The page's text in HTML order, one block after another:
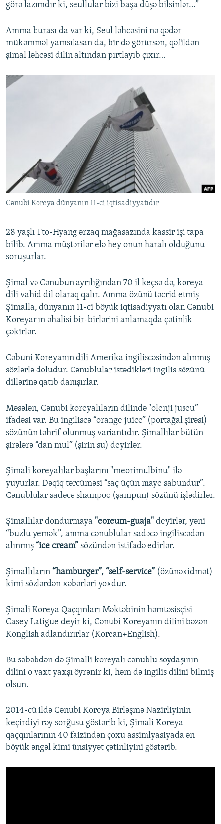
görə lazımdır ki, seullular bizi başa düşə bilsinlər…”
Amma burası da var ki, Seul ləhcəsini nə qədər
mükəmməl yamsılasan da, bir də görürsən, qəfildən
şimal ləhcəsi dilin altından pırtlayıb çıxır…
Cənubi Koreya dünyanın 11-ci iqtisadiyyatıdır
28 yaşlı Tto-Hyang ərzaq mağasazında kassir işi tapa
bilib. Amma müştərilər elə hey onun haralı olduğunu
soruşurlar.
Şimal və Cənubun ayrılığından 70 il keçsə də, koreya
dili vahid dil olaraq qalır. Amma özünü təcrid etmiş
Şimalla, dünyanın 11-ci böyük iqtisadiyyatı olan Cənubi
Koreyanın əhalisi bir-birlərini anlamaqda çətinlik
çəkirlər.
Cəbuni Koreyanın dili Amerika ingiliscəsindən alınmış
sözlərlə doludur. Cənublular istədikləri ingilis sözünü
dillərinə qatıb danışırlar.
Məsələn, Cənubi koreyalıların dilində "olenji juseu”
ifadəsi var. Bu ingiliscə “orange juice” (portağal şirəsi)
sözünün təhrif olunmuş variantıdır. Şimallılar bütün
şirələrə “dan mul” (şirin su) deyirlər.
Şimali koreyalılar başlarını "meorimulbinu" ilə
yuyurlar. Dəqiq tərcüməsi “saç üçün maye sabundur”.
Cənublular sadəcə shampoo (şampun) sözünü işlədirlər.
Şimallılar dondurmaya "eoreum-guaja" deyirlər, yəni
“buzlu yemək”, amma cənublular sadəcə ingiliscədən
alınmış “ice cream” sözündən istifadə edirlər.
Şimallıların “hamburger”, “self-service” (özünəxidmət)
kimi sözlərdən xəbərləri yoxdur.
Şimali Koreya Qaçqınları Məktəbinin həmtəsisçisi
Casey Latigue deyir ki, Cənubi Koreyanın dilini bəzən
Konglish adlandırırlar (Korean+English).
Bu səbəbdən də Şimalli koreyalı cənublu soydaşının
dilini o vaxt yaxşı öyrənir ki, həm də ingilis dilini bilmiş
olsun.
2014-cü ildə Cənubi Koreya Birləşmə Nazirliyinin
keçirdiyi rəy sorğusu göstərib ki, Şimali Koreya
qaçqınlarının 40 faizindən çoxu assimlyasiyada ən
böyük əngəl kimi ünsiyyət çətinliyini göstərib.